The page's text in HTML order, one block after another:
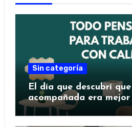
Sin categoría
El día que descubrí
acompañada era mejor